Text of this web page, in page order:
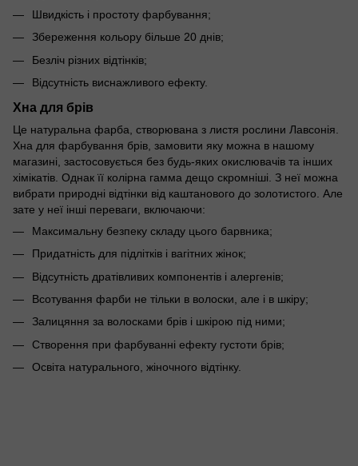
Швидкість і простоту фарбування;
Збереження кольору більше 20 днів;
Безліч різних відтінків;
Відсутність виснажливого ефекту.
Хна для брів
Це натуральна фарба, створювана з листя рослини Лавсонія.
Хна для фарбування брів, замовити яку можна в нашому
магазині, застосовується без будь-яких окислювачів та інших
хімікатів. Однак її колірна гамма дещо скромніші. З неї можна
вибрати природні відтінки від каштанового до золотистого. Але
зате у неї інші переваги, включаючи:
Максимальну безпеку складу цього барвника;
Придатність для підлітків і вагітних жінок;
Відсутність дратівливих компонентів і алергенів;
Всотування фарби не тільки в волоски, але і в шкіру;
Залицяння за волосками брів і шкірою під ними;
Створення при фарбуванні ефекту густоти брів;
Освіта натурального, жіночного відтінку.